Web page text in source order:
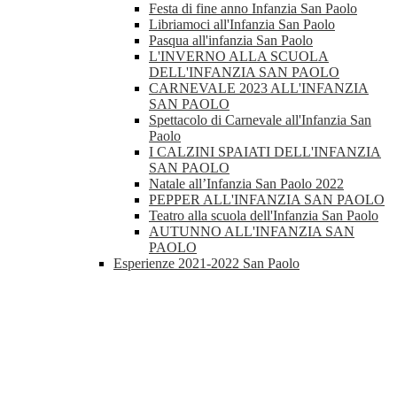
Festa di fine anno Infanzia San Paolo
Libriamoci all'Infanzia San Paolo
Pasqua all'infanzia San Paolo
L'INVERNO ALLA SCUOLA
DELL'INFANZIA SAN PAOLO
CARNEVALE 2023 ALL'INFANZIA
SAN PAOLO
Spettacolo di Carnevale all'Infanzia San
Paolo
I CALZINI SPAIATI DELL'INFANZIA
SAN PAOLO
Natale all’Infanzia San Paolo 2022
PEPPER ALL'INFANZIA SAN PAOLO
Teatro alla scuola dell'Infanzia San Paolo
AUTUNNO ALL'INFANZIA SAN
PAOLO
Esperienze 2021-2022 San Paolo